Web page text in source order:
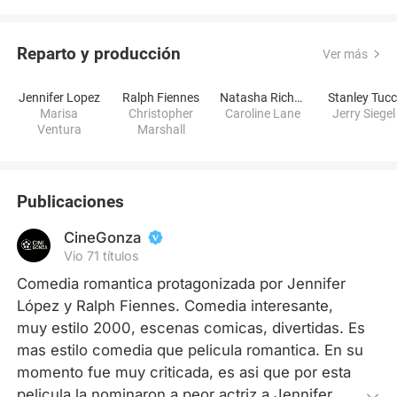
Reparto y producción Ver más
Jennifer Lopez
Marisa
Ventura
Ralph Fiennes
Christopher
Marshall
Natasha Richardson
Caroline Lane
Stanley
Jerry Siegel
Publicaciones
CineGonza
Vio 71 títulos
Comedia romantica protagonizada por Jennifer
López y Ralph Fiennes. Comedia interesante,
muy estilo 2000, escenas comicas, divertidas. Es
mas estilo comedia que pelicula romantica. En su
momento fue muy criticada, es asi que por esta